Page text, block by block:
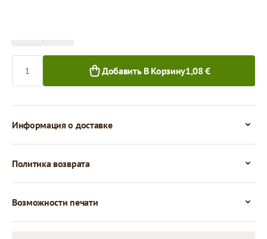
Добавить В Корзину1,08 €
Информация о доставке
Политика возврата
Возможности печати